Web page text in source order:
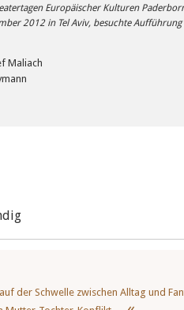
Europäischer Kulturen
2012 in Tel Aviv, besuchte Aufführung
Maliach
der Schwelle zwischen Alltag und